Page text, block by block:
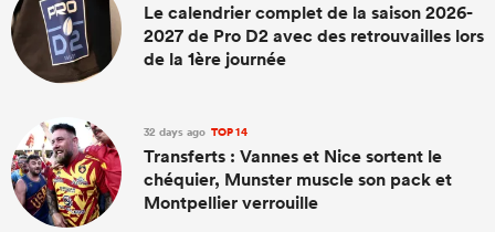
Le calendrier complet de la saison 2026-
2027 de Pro D2 avec des retrouvailles lors
de la 1ère journée
32 days ago TOP 14
Transferts : Vannes et Nice sortent le
chéquier, Munster muscle son pack et
Montpellier verrouille